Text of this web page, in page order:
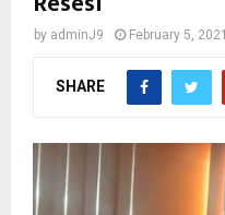
by adminJ9 February 5, 2021
SHARE